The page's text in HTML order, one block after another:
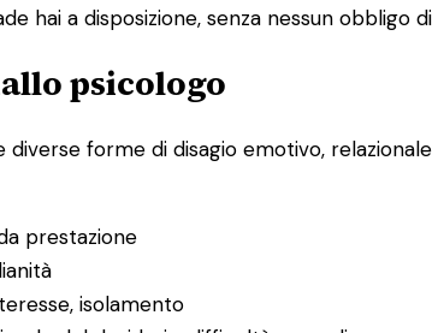
hai a disposizione, senza nessun obbligo
psicologo
forme di disagio emotivo,
prestazione
isolamento